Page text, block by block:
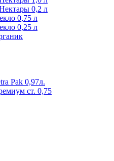
0,2 л
0,75 л
0,25 л
Pak 0,97л.
ст. 0,75